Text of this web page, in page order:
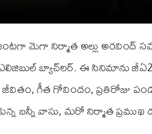
మెగా నిర్మాత అల్లు అరవింద్
బ్యాచ్‌లర్. ఈ సినిమాను జీఏ2
గీత గోవిందం, ప్ర‌తిరోజు
బన్నీ వాసు, మరో నిర్మాత ప్ర‌ముఖ